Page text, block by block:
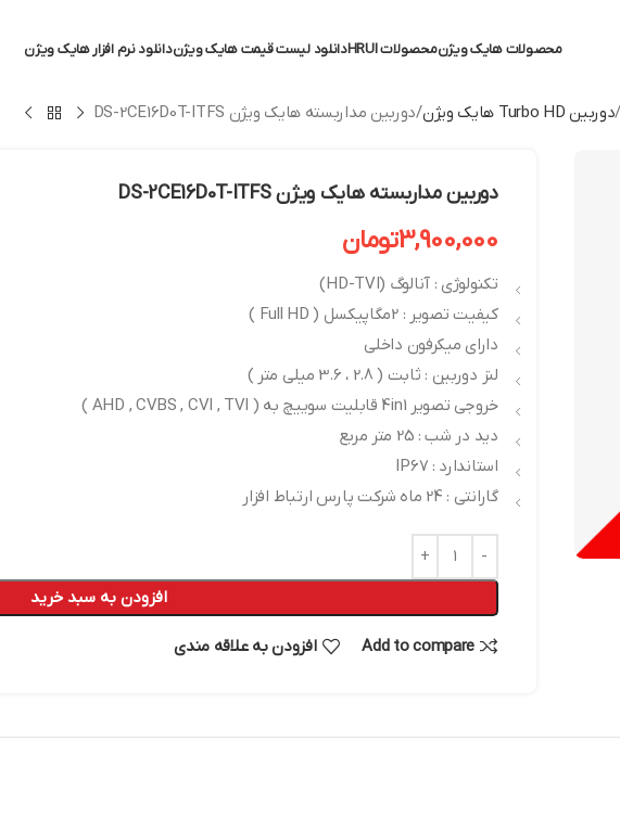
محصولات هایک ویژنمحصولات HRUI دانلود لیست قیمت هایک ویژندانلود نرم افزار هایک ویژن
دوربین Turbo HD هایک ویژن دوربین مداربسته هایک ویژن DS-2CE16D0T-ITFS
دوربین مداربسته هایک ویژن DS-2CE16D0T-ITFS
3,900,000تومان
تکنولوژی : آنالوگ (HD-TVI)
کیفیت تصویر : 2مگاپیکسل ( Full HD )
دارای میکرفون داخلی
لنز دوربین : ثابت ( 2.8 ، 3.6 میلی متر )
خروجی تصویر 4in1 قابلیت سوییچ به ( AHD , CVBS , CVI , TVI )
دید در شب : 25 متر مربع
استاندارد : IP67
گارانتی : 24 ماه شرکت پارس ارتباط افزار
افزودن به سبد خرید
Add to compare افزودن به علاقه مندی